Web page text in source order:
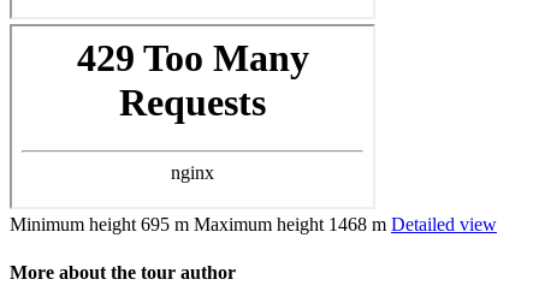
Minimum height 695 m Maximum height 1468 m Detailed view
More about the tour author